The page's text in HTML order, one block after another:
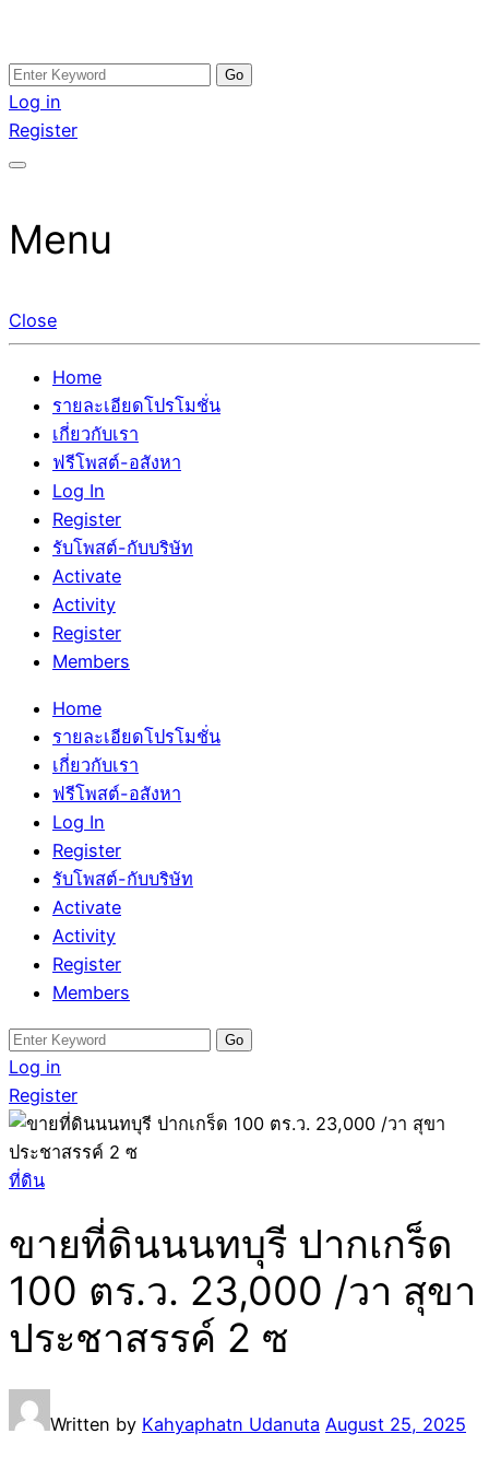
Skip
to
content
อสังหาโพสต์ รีวิวเยอะ รับจ้างโพสต์ขายบ้าน รับจ้างโพสต์อสัง
หา แตกต่างอย่างตั้งใจ รับรองผล อันดับ1 การโพสต์ขายอสังหา
กับทีมงานบริษัท บ้าน ที่ดิน คอนโด ติดGoogleหน้าแรกได้จริงๆ
รับจ้างโพสอสังหา ขายบ้าน อสังหาโพสต์ เชื่อถือได้จริง รับ
โพสต์ ที่ดิน กับทีมงานบริษัท ถูกและดีที่สุด ไม่มีค่านายหน้า
ขายได้จริงๆ ช่วยสร้างโอกาสในการขายได้มากกว่า ที่เดียว ที่
Search
for:
Log in
Register
Menu
Close
Home
รายละเอียดโปรโมชั่น
เกี่ยวกับเรา
ฟรีโพสต์-อสังหา
Log In
Register
รับโพสต์-กับบริษัท
Activate
Activity
Register
Members
Home
รายละเอียดโปรโมชั่น
เกี่ยวกับเรา
ฟรีโพสต์-อสังหา
Log In
Register
รับโพสต์-กับบริษัท
Activate
Activity
Register
Members
Search
for:
Log in
Register
ที่ดิน
ขายที่ดินนนทบุรี ปากเกร็ด
100 ตร.ว. 23,000 /วา สุขา
ประชาสรรค์ 2 ซ
Written by Kahyaphatn Udanuta August 25, 2025